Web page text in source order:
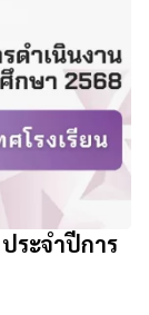
ระจำปีการ